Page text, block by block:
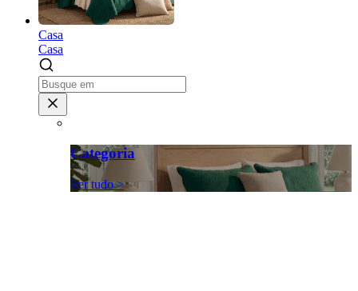
Casa
Casa
Categoria
Ver tudo >